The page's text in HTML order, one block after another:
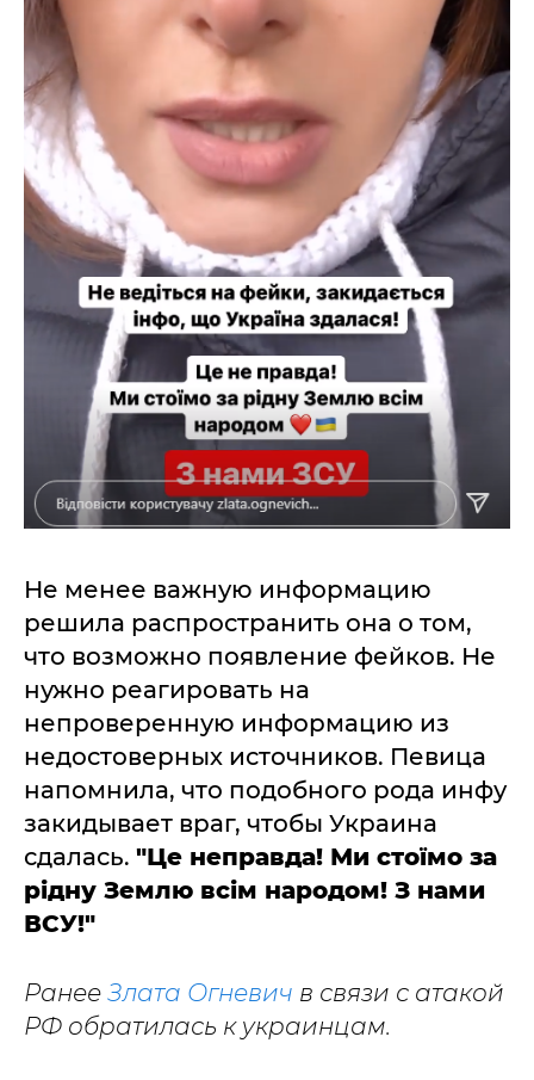
Не менее важную информацию
решила распространить она о том,
что возможно появление фейков. Не
нужно реагировать на
непроверенную информацию из
недостоверных источников. Певица
напомнила, что подобного рода инфу
закидывает враг, чтобы Украина
сдалась. "Це неправда! Ми стоїмо за
рідну Землю всім народом! З нами
ВСУ!"
Ранее Злата Огневич в связи с атакой
РФ обратилась к украинцам.